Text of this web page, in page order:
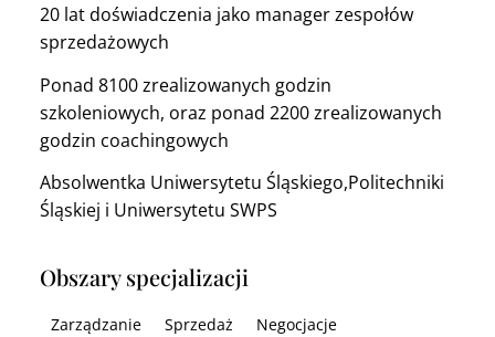
20 lat doświadczenia jako manager zespołów
sprzedażowych
Ponad 8100 zrealizowanych godzin
szkoleniowych, oraz ponad 2200 zrealizowanych
godzin coachingowych
Absolwentka Uniwersytetu Śląskiego,Politechniki
Śląskiej i Uniwersytetu SWPS
Obszary specjalizacji
Zarządzanie Sprzedaż
Negocjacje